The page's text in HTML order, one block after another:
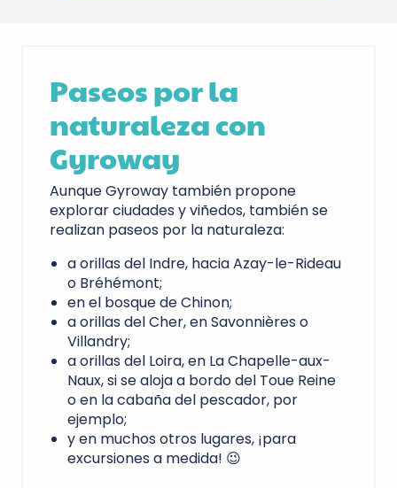
Paseos por la
naturaleza con
Gyroway
Aunque Gyroway también propone
explorar ciudades y viñedos, también se
realizan paseos por la naturaleza:
a orillas del Indre, hacia Azay-le-Rideau
o Bréhémont;
en el bosque de Chinon;
a orillas del Cher, en Savonnières o
Villandry;
a orillas del Loira, en La Chapelle-aux-
Naux, si se aloja a bordo del Toue Reine
o en la cabaña del pescador, por
ejemplo;
y en muchos otros lugares, ¡para
excursiones a medida! 😉